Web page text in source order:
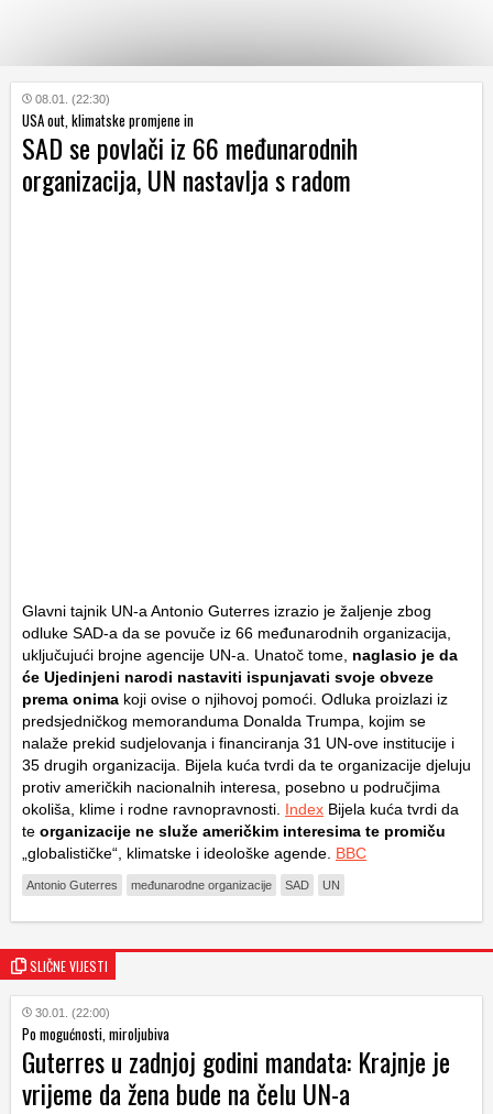
KATEGORIJE
HRVATSKI
WEB
08.01. (22:30)
USA out, klimatske promjene in
SAD se povlači iz 66 međunarodnih
organizacija, UN nastavlja s radom
Glavni tajnik UN-a Antonio Guterres izrazio je žaljenje zbog
odluke SAD-a da se povuče iz 66 međunarodnih organizacija,
uključujući brojne agencije UN-a. Unatoč tome, naglasio je da
će Ujedinjeni narodi nastaviti ispunjavati svoje obveze
prema onima koji ovise o njihovoj pomoći. Odluka proizlazi iz
predsjedničkog memoranduma Donalda Trumpa, kojim se
nalaže prekid sudjelovanja i financiranja 31 UN-ove institucije i
35 drugih organizacija. Bijela kuća tvrdi da te organizacije djeluju
protiv američkih nacionalnih interesa, posebno u područjima
okoliša, klime i rodne ravnopravnosti. Index Bijela kuća tvrdi da
te organizacije ne služe američkim interesima te promiču
„globalističke“, klimatske i ideološke agende. BBC
Antonio Guterres međunarodne organizacije SAD UN
SLIČNE VIJESTI
30.01. (22:00)
Po mogućnosti, miroljubiva
Guterres u zadnjoj godini mandata: Krajnje je
vrijeme da žena bude na čelu UN-a